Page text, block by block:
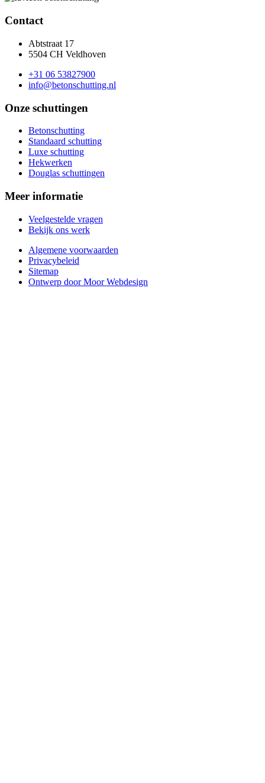
Contact
Abtstraat 17
5504 CH Veldhoven
+31 06 53827900
info@betonschutting.nl
Onze schuttingen
Betonschutting
Standaard schutting
Luxe schutting
Hekwerken
Douglas schuttingen
Meer informatie
Veelgestelde vragen
Bekijk ons werk
Algemene voorwaarden
Privacybeleid
Sitemap
Ontwerp door Moor Webdesign